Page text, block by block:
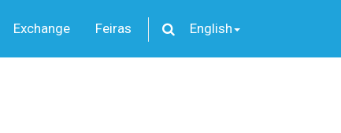
Exchange Feiras English